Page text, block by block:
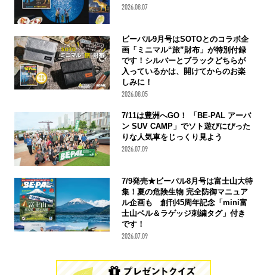
2026.08.07
ビーパル9月号はSOTOとのコラボ企
画「ミニマル“旅”財布」が特別付録
です！シルバーとブラックどちらが
入っているかは、開けてからのお楽
しみに！
2026.08.05
7/11は豊洲へGO！ 「BE-PAL アーバ
ン SUV CAMP」でソト遊びにぴった
りな人気車をじっくり見よう
2026.07.09
7/9発売★ビーパル8月号は富士山大特
集！夏の危険生物 完全防御マニュア
ル企画も 創刊45周年記念「mini富
士山ベル＆ラゲッジ刺繍タグ」付き
です！
2026.07.09